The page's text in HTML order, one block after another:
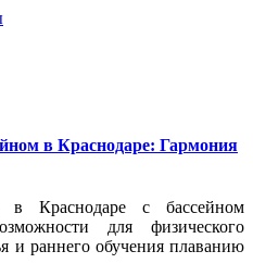
в Краснодаре: Гармония
в Краснодаре с бассейном
для физического
и раннего обучения плаванию